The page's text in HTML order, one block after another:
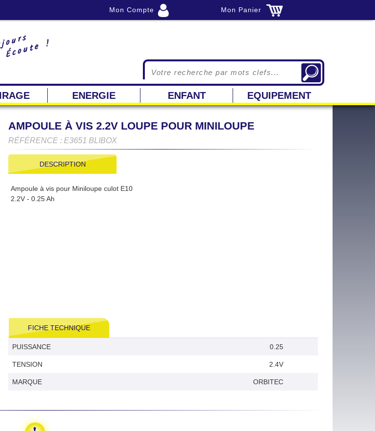
Mon Compte Mon Panier
!
ENERGIE ENFANT EQUIPEMENT
AMPOULE À VIS 2.2V LOUPE POUR MINILOUPE
RÉFÉRENCE : E3651 BLIBOX
DESCRIPTION
Ampoule à vis pour Miniloupe culot E10
2.2V - 0.25 Ah
FICHE TECHNIQUE
PUISSANCE 0.25
TENSION 2.4V
MARQUE ORBITEC